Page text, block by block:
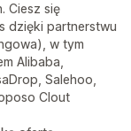
Ciesz się
dzięki partnerstwu
w tym
Alibaba,
Salehoo,
Clout